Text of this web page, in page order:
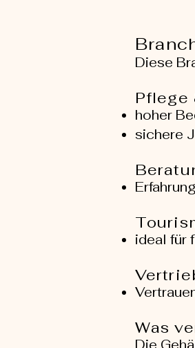
Diese
Pflege
hoher
sichere
ideal für
Was